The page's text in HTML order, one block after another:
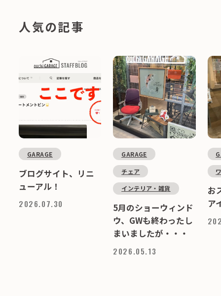
人気の記事
GARAGE
ブログサイト、リニ
ューアル！
2026.07.30
GARAGE
チェア
インテリア・雑貨
5月のショーウィンド
ウ、GWも終わったし
まいましたが・・・
2026.05.13
お
ア